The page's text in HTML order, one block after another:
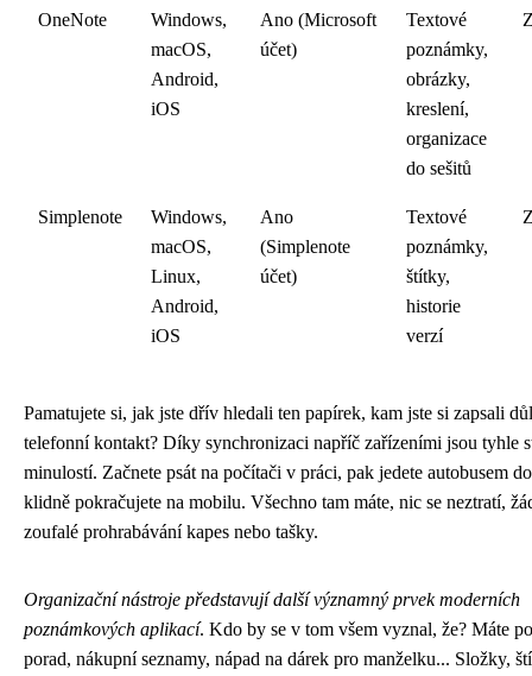
OneNote
Windows,
macOS,
Android,
iOS
Ano (Microsoft
účet)
Textové
poznámky,
obrázky,
kreslení,
organizace
do sešitů
Simplenote
Windows,
macOS,
Linux,
Android,
iOS
Ano
(Simplenote
účet)
Textové
poznámky,
štítky,
historie
verzí
Pamatujete si, jak jste dřív hledali ten papírek, kam jste si zapsali
telefonní kontakt? Díky synchronizaci napříč zařízeními jsou tyhle
minulostí. Začnete psát na počítači v práci, pak jedete autobusem
klidně pokračujete na mobilu. Všechno tam máte, nic se neztratí,
zoufalé prohrabávání kapes nebo tašky.
Organizační nástroje představují další významný prvek moderních
poznámkových aplikací. Kdo by se v tom všem vyznal, že? Máte
porad, nákupní seznamy, nápad na dárek pro manželku... Složky,